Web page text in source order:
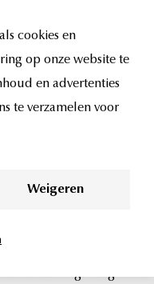
cookies en
op onze website te
en advertenties
te verzamelen voor
Weigeren